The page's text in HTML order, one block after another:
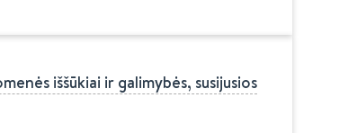
iššūkiai ir galimybės, susijusios